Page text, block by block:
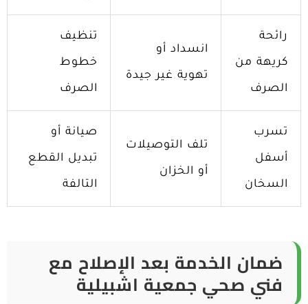
رائحة
كريهة من
الصرف
انسداد أو
تهوية غير جيدة
تنظيف
خطوط
الصرف
تسرب
أسفل
السخان
تلف التوصيلات
أو الخزان
صيانة أو
تبديل القطع
التالفة
ضمان الخدمة بعد الإصلاح مع
فني صحي جمعية اشبيلية